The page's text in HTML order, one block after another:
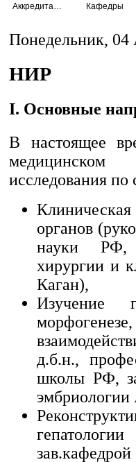
Кафедры
Понедельник, 04
НИР
I. Основные
В настоящее
медицинском
исследования
органов
науки РФ,
хирургии и
Каган),
Изучение
д.б.н.,
школы РФ,
эмбриологии